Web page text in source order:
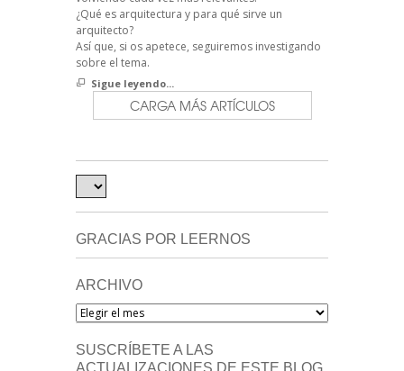
¿Qué es arquitectura y para qué sirve un
arquitecto?
Así que, si os apetece, seguiremos investigando
sobre el tema.
Sigue leyendo...
CARGA MÁS ARTÍCULOS
GRACIAS POR LEERNOS
ARCHIVO
Archivo
SUSCRÍBETE A LAS
ACTUALIZACIONES DE ESTE BLOG